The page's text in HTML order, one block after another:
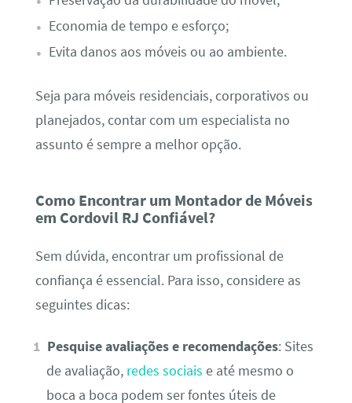
Economia de tempo e esforço;
Evita danos aos móveis ou ao ambiente.
Seja para móveis residenciais, corporativos ou
planejados, contar com um especialista no
assunto é sempre a melhor opção.
Como Encontrar um Montador de Móveis
em Cordovil RJ Confiável?
Sem dúvida, encontrar um profissional de
confiança é essencial. Para isso, considere as
seguintes dicas:
Pesquise avaliações e recomendações: Sites
de avaliação, redes sociais e até mesmo o
boca a boca podem ser fontes úteis de